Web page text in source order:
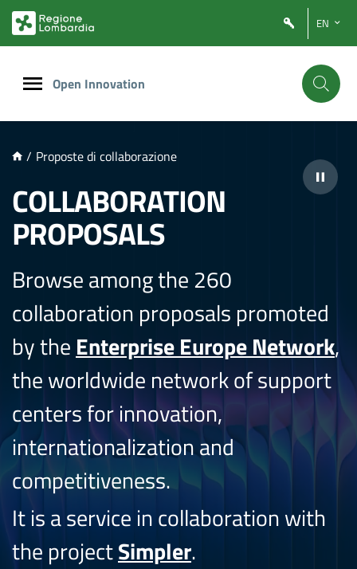
PRINCIPALE
EN
Open Innovation
/ Proposte di collaborazione
COLLABORATION
PROPOSALS
Browse among the 260
collaboration proposals promoted
by the Enterprise Europe Network,
the worldwide network of support
centers for innovation,
internationalization and
competitiveness.
It is a service in collaboration with
the projectSimpler.